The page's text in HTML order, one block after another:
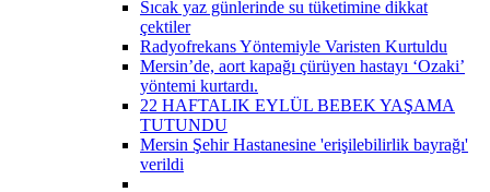
Sıcak yaz günlerinde su tüketimine dikkat
çektiler
Radyofrekans Yöntemiyle Varisten Kurtuldu
Mersin’de, aort kapağı çürüyen hastayı ‘Ozaki’
yöntemi kurtardı.
22 HAFTALIK EYLÜL BEBEK YAŞAMA
TUTUNDU
Mersin Şehir Hastanesine 'erişilebilirlik bayrağı'
verildi